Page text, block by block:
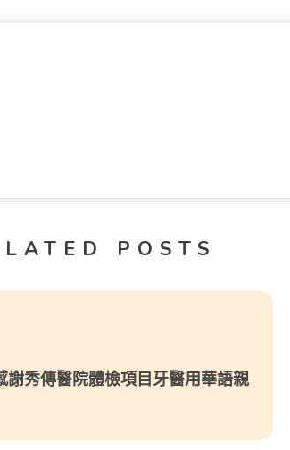
POSTS
謝秀傳醫院體檢項目牙醫用華語親